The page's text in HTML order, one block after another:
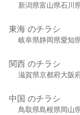
新潟県富山県石川
東海 のチラシ
岐阜県静岡県愛知
関西 のチラシ
滋賀県京都府大阪
中国 のチラシ
鳥取県島根県岡山